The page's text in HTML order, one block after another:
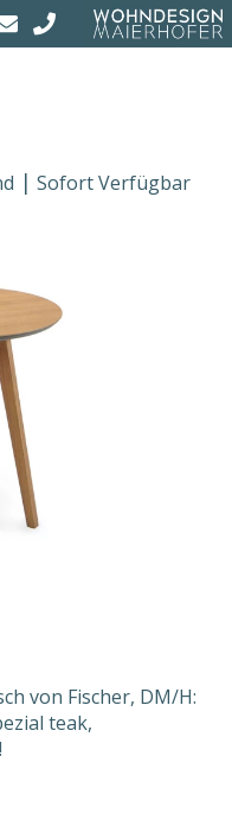
Sofort Verfügbar
von Fischer, DM/H:
teak,